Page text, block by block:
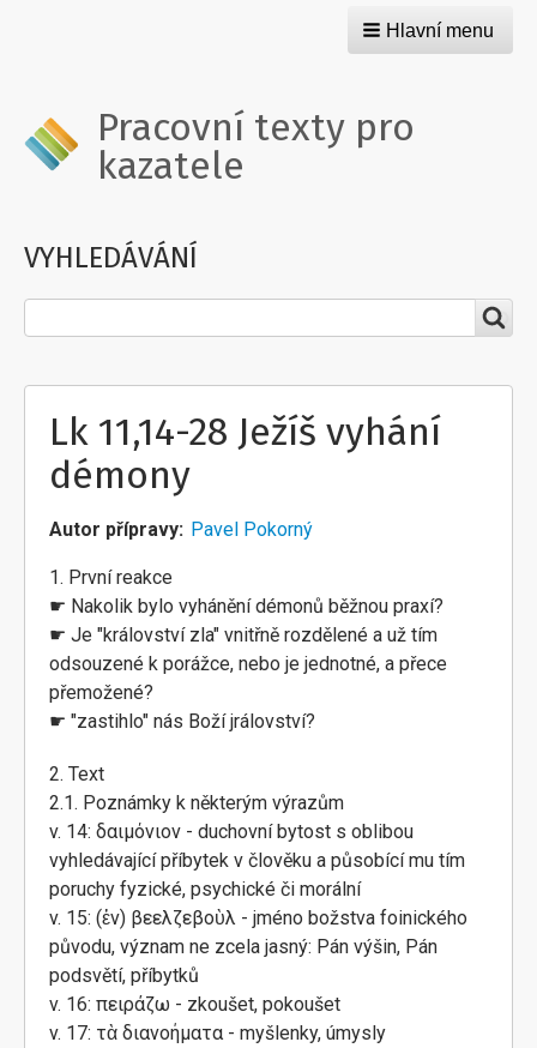
Hlavní menu
Pracovní texty pro
kazatele
VYHLEDÁVÁNÍ
Lk 11,14-28 Ježíš vyhání
démony
Autor přípravy Pavel Pokorný
1. První reakce
☛ Nakolik bylo vyhánění démonů běžnou praxí?
☛ Je "království zla" vnitřně rozdělené a už tím
odsouzené k porážce, nebo je jednotné, a přece
přemožené?
☛ "zastihlo" nás Boží jrálovství?
2. Text
2.1. Poznámky k některým výrazům
v. 14: δαιμόνιον - duchovní bytost s oblibou
vyhledávající příbytek v člověku a působící mu tím
poruchy fyzické, psychické či morální
v. 15: (ἐν) βεελζεβοὺλ - jméno božstva foinického
původu, význam ne zcela jasný: Pán výšin, Pán
podsvětí, příbytků
v. 16: πειράζω - zkoušet, pokoušet
v. 17: τὰ διανοήματα - myšlenky, úmysly